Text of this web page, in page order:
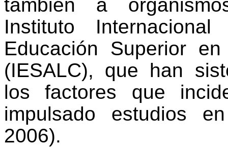
también a
Instituto
Educación Superior
(IESALC), que han
los factores que
impulsado estudios
2006).